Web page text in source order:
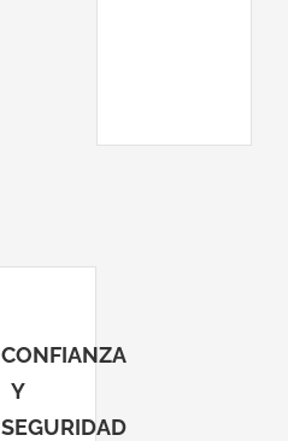
CONFIANZA
Y
SEGURIDAD